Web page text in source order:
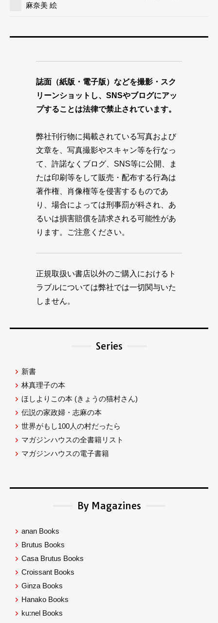
麻奈美 絵
誌面（紙版・電子版）などを撮影・スク
リーンショットし、SNSやブログにアッ
プすることは法律で禁止されています。
弊社刊行物に掲載されている写真および
文章を、写真撮影やスキャン等を行なっ
て、許諾なくブログ、SNS等に公開、ま
たは印刷等をして販売・配布する行為は
著作権、肖像権等を侵害するものであ
り、場合によっては刑事罰が科され、あ
るいは損害賠償を請求される可能性があ
ります。ご注意ください。
正規取扱い書店以外のご購入におけるト
ラブルについては弊社では一切関与いた
しません。
Series
新書
林真理子の本
ほしよりこの本 (きょうの猫村さん)
伝説の家政婦・志麻の本
世界がもし100人の村だったら
マガジンハウスの全書籍リスト
マガジンハウスの電子書籍
By Magazines
anan Books
Brutus Books
Casa Brutus Books
Croissant Books
Ginza Books
Hanako Books
ku:nel Books